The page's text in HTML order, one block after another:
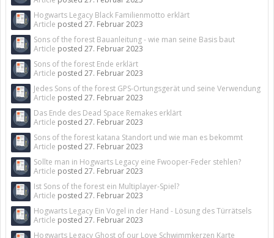
Hogwarts Legacy Black Familienmotto erklärt
Article posted 27. Februar 2023
Sons of the forest Bauanleitung - wie man seine Basis baut
Article posted 27. Februar 2023
Sons of the forest Ende erklärt
Article posted 27. Februar 2023
Jedes Sons of the forest GPS-Ortungsgerät und seine Verwendung
Article posted 27. Februar 2023
Das Ende des Dead Space Remakes erklärt
Article posted 27. Februar 2023
Sons of the forest katana Standort und wie man es bekommt
Article posted 27. Februar 2023
Sollte man in Hogwarts Legacy eine Fwooper-Feder stehlen?
Article posted 27. Februar 2023
Ist Sons of the forest ein Multiplayer-Spiel?
Article posted 27. Februar 2023
Hogwarts Legacy Ein Vogel in der Hand - Lösung des Türrätsels
Article posted 27. Februar 2023
Hogwarts Legacy Ghost of our Love Schwimmkerzen Karte